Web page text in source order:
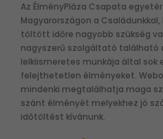
Az ÉlményPláza Csapata
Magyarországon a
töltött időre nagyobb szükség
nagyszerű szolgáltató található
lelkiismeretes munkája által sok
felejthetetlen élményeket.
mindenki megtalálhatja maga
szánt élményét melyekhez jó
időtöltést kívánunk.